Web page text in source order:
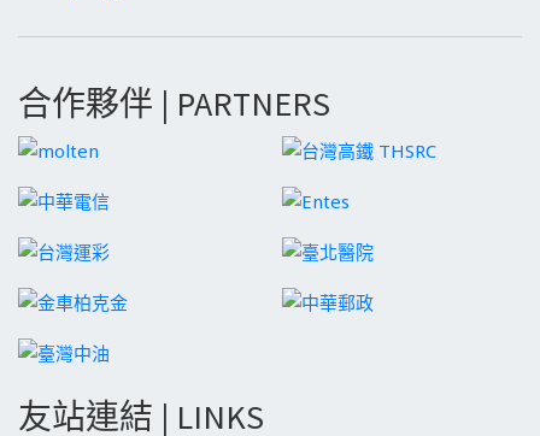
合作夥伴 | PARTNERS
友站連結 | LINKS